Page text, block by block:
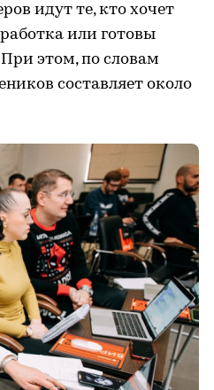
идут те, кто хочет
или готовы
этом, по словам
составляет около